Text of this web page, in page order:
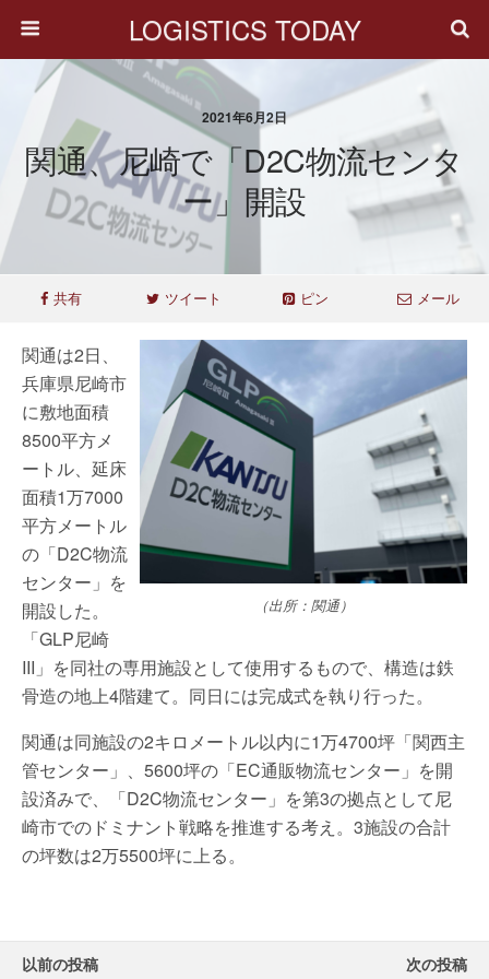
LOGISTICS TODAY
2021年6月2日
関通、尼崎で「D2C物流センタ
ー」開設
共有 ツイート ピン メール
（出所：関通）
関通は2日、
兵庫県尼崎市
に敷地面積
8500平方メ
ートル、延床
面積1万7000
平方メートル
の「D2C物流
センター」を
開設した。
「GLP尼崎
III」を同社の専用施設として使用するもので、構造は鉄
骨造の地上4階建て。同日には完成式を執り行った。
関通は同施設の2キロメートル以内に1万4700坪「関西主
管センター」、5600坪の「EC通販物流センター」を開
設済みで、「D2C物流センター」を第3の拠点として尼
崎市でのドミナント戦略を推進する考え。3施設の合計
の坪数は2万5500坪に上る。
以前の投稿 次の投稿